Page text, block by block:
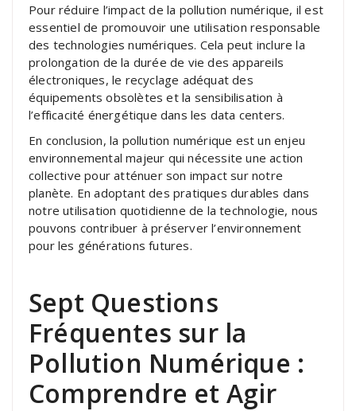
Pour réduire l’impact de la pollution numérique, il est
essentiel de promouvoir une utilisation responsable
des technologies numériques. Cela peut inclure la
prolongation de la durée de vie des appareils
électroniques, le recyclage adéquat des
équipements obsolètes et la sensibilisation à
l’efficacité énergétique dans les data centers.
En conclusion, la pollution numérique est un enjeu
environnemental majeur qui nécessite une action
collective pour atténuer son impact sur notre
planète. En adoptant des pratiques durables dans
notre utilisation quotidienne de la technologie, nous
pouvons contribuer à préserver l’environnement
pour les générations futures.
Sept Questions
Fréquentes sur la
Pollution Numérique :
Comprendre et Agir